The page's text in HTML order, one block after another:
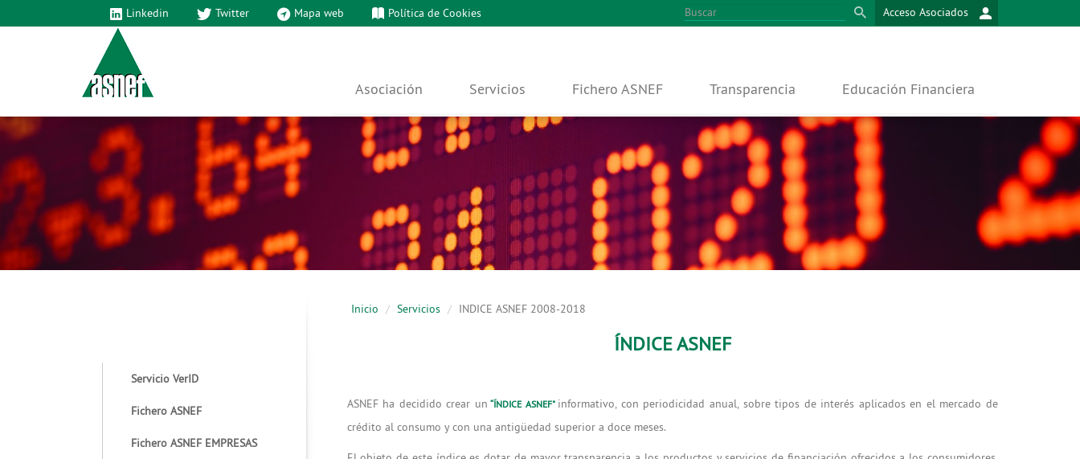
Linkedin Twitter Mapa web Política de Cookies Acceso Asociados
Asociación Servicios Fichero ASNEF Transparencia Educación Financiera
Servicio VerID
Fichero ASNEF
Fichero ASNEF EMPRESAS
Inicio Servicios INDICE ASNEF 2008-2018
ÍNDICE ASNEF
ASNEF ha decidido crear un “ÍNDICE ASNEF" informativo, con periodicidad anual, sobre tipos de interés aplicados en el mercado de
crédito al consumo y con una antigüedad superior a doce meses.